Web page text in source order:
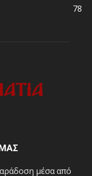
78
μέσα από